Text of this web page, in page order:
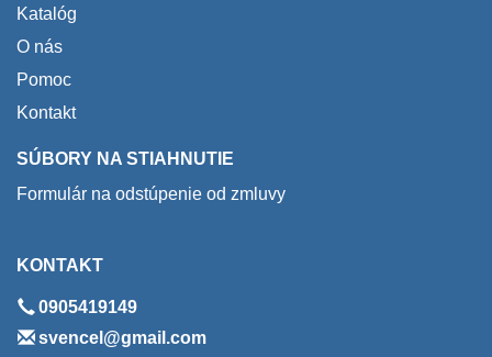
Katalóg
O nás
Pomoc
Kontakt
SÚBORY NA STIAHNUTIE
Formulár na odstúpenie od zmluvy
KONTAKT
0905419149
svencel@gmail.com